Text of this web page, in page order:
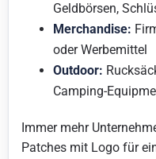
Geldbörsen,
Merchandise:
oder Werbemittel
Outdoor:
Camping-
Immer mehr
Patches mit Logo für